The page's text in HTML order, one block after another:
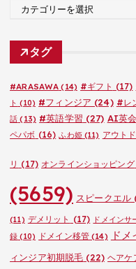
ゴ
タグ
#ARASAWA (14) #ギフト (17)
ト (10) #フィンジア (24) #レ
話 (13) #英語学習 (27) AI英
ペパボ (16) ふわ姫(11) アウト
リ (17) オンラインショッピング
(5659) スピークエル
(11) デメリット (17) ドメインサ
録 (10) ドメイン移管(14) ド
ィンジア初期脱毛 (22) ヘアケ